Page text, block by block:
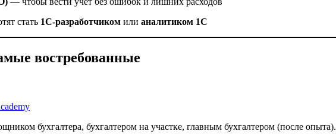
стать 1С-разработчиком или аналитиком 1С
востребованные
бухгалтера, бухгалтером на участке, главным бухгалтером (после опыта).